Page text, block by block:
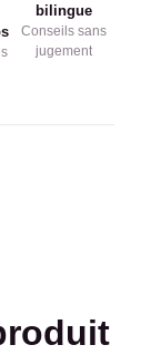
bilingue
Conseils sans
jugement